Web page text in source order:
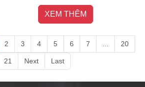
công
và trong điều kiện thời tiết xấu.
XEM THÊM
2 3 4 5 6 7 20
21 Next Last